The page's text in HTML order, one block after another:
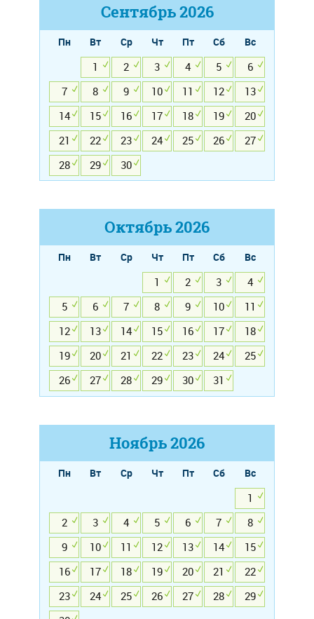
Сентябрь2026
Пн Вт Ср Чт Пт Сб
Вс
1
2 3 4 5
6
7
8 9 10 11 12
13
14
15 16 17 18 19
20
21
22 23 24 25 26
27
28
29 30
Октябрь2026
Пн Вт Ср Чт Пт Сб
Вс
1
2 3
4
5
6 7 8 9 10
11
12
13 14 15 16 17
18
19
20 21 22 23 24
25
26
27 28 29 30 31
Ноябрь2026
Пн Вт Ср Чт Пт Сб
Вс
1
2
3 4 5 6 7
8
9
10 11 12 13 14
15
16
17 18 19 20 21
22
23
24 25 26 27 28
29